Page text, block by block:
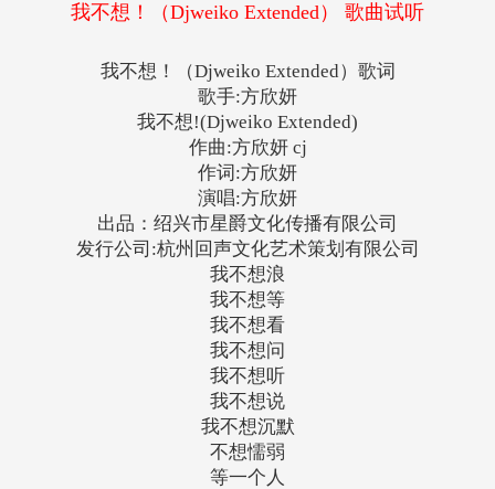
我不想！（Djweiko Extended） 歌曲试听
我不想！（Djweiko Extended）歌词
歌手:方欣妍
我不想!(Djweiko Extended)
作曲:方欣妍 cj
作词:方欣妍
演唱:方欣妍
出品：绍兴市星爵文化传播有限公司
发行公司:杭州回声文化艺术策划有限公司
我不想浪
我不想等
我不想看
我不想问
我不想听
我不想说
我不想沉默
不想懦弱
等一个人